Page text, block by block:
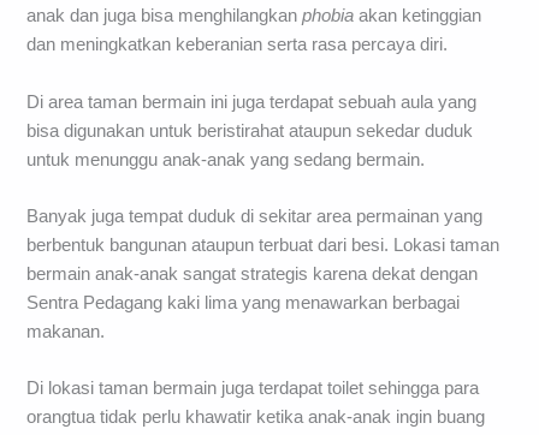
anak dan juga bisa menghilangkanphobia akan ketinggian
dan meningkatkan keberanian serta rasa percaya diri.
Di area taman bermain ini juga terdapat sebuah aula yang
bisa digunakan untuk beristirahat ataupun sekedar duduk
untuk menunggu anak-anak yang sedang bermain.
Banyak juga tempat duduk di sekitar area permainan yang
berbentuk bangunan ataupun terbuat dari besi. Lokasi taman
bermain anak-anak sangat strategis karena dekat dengan
Sentra Pedagang kaki lima yang menawarkan berbagai
makanan.
Di lokasi taman bermain juga terdapat toilet sehingga para
orangtua tidak perlu khawatir ketika anak-anak ingin buang